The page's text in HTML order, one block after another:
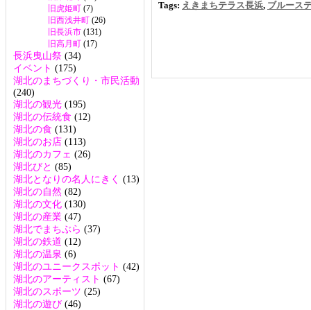
旧虎姫町 (7)
旧西浅井町 (26)
旧長浜市 (131)
旧高月町 (17)
長浜曳山祭 (34)
イベント (175)
湖北のまちづくり・市民活動
(240)
湖北の観光 (195)
湖北の伝統食 (12)
湖北の食 (131)
湖北のお店 (113)
湖北のカフェ (26)
湖北びと (85)
湖北となりの名人にきく (13)
湖北の自然 (82)
湖北の文化 (130)
湖北の産業 (47)
湖北でまちぶら (37)
湖北の鉄道 (12)
湖北の温泉 (6)
湖北のユニークスポット (42)
湖北のアーティスト (67)
湖北のスポーツ (25)
湖北の遊び (46)
Tags: えきまちテラス長浜, ブルース